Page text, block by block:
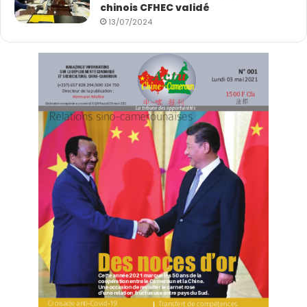
coopération stratégique global Chine-Afrique à un
Les deux parties réaffirment leur ferme
détermination à défendre les buts et principes de
la Charte des Nations Unies, le système
international centré sur l’ONU, y compris la
responsabilité primordiale du Conseil de sécurité
de l’ONU dans le maintien de la paix et de la
sécurité internationales, et l’ordre international
basé sur le droit international, à poursuivre le
véritable multilatéralisme, à promouvoir la
démocratisation des relations internationales, à
veiller à l’égalité entre tous les pays, qu’ils soient
grands ou petits, puissants ou faibles, riches ou
pauvres, et à s’opposer à l’unilatéralisme, à la
politique du plus fort, à la discrimination raciale,
ainsi qu’aux tentatives d’attiser l’opposition des
chinois CFHEC validé
13/07/2024